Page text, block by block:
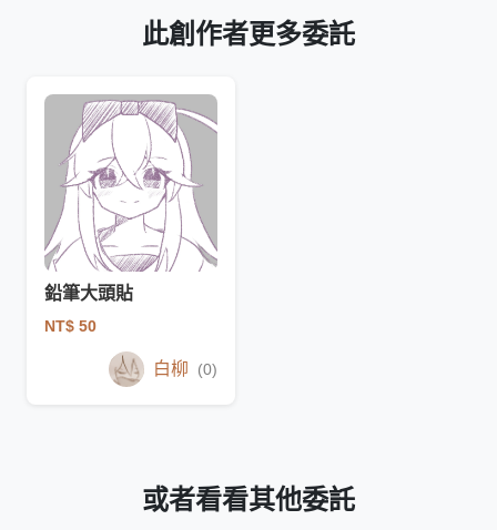
此創作者更多委託
鉛筆大頭貼
NT$ 50
白柳 (0)
或者看看其他委託